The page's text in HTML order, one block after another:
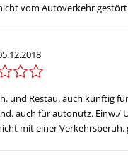
vom Autoverkehr
und Restau. auch künftig
auch für autonutz. Einw./
mit einer Verkehrsberuh.